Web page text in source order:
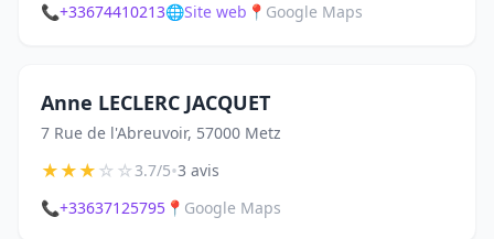
📞+33674410213🌐Site web 📍 Google Maps
Anne LECLERC JACQUET
7 Rue de l'Abreuvoir, 57000 Metz
★★★☆☆3.7/5•3 avis
📞+33637125795 📍 Google Maps